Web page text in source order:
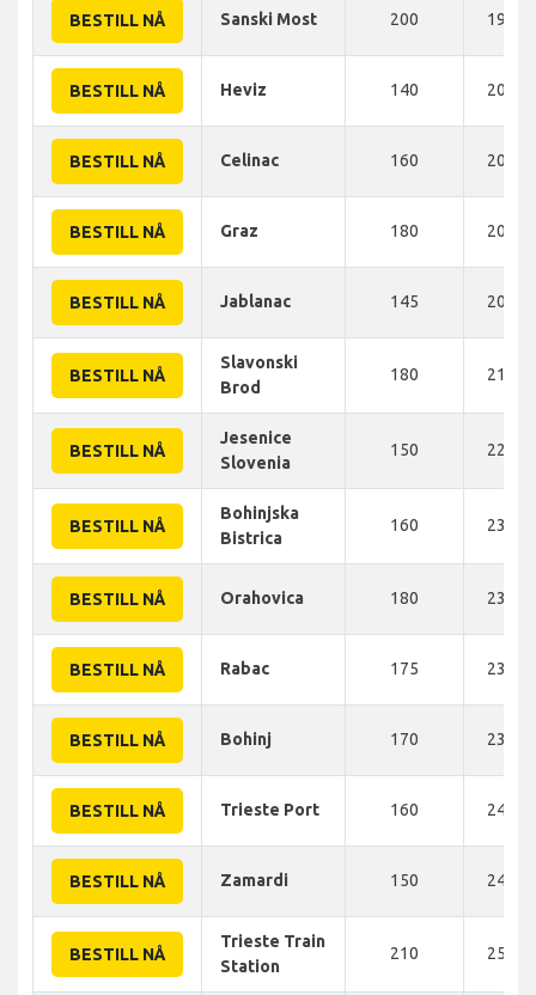
BESTILL NÅ Sanski Most 200 190
BESTILL NÅ Heviz 140 200
BESTILL NÅ Celinac 160 200
BESTILL NÅ Graz 180 200
BESTILL NÅ Jablanac 145 207
BESTILL NÅ
Slavonski
Brod
180 215
BESTILL NÅ
Jesenice
Slovenia
150 220
BESTILL NÅ
Bohinjska
Bistrica
160 230
BESTILL NÅ Orahovica 180 230
BESTILL NÅ Rabac 175 231
BESTILL NÅ Bohinj 170 233
BESTILL NÅ Trieste Port 160 240
BESTILL NÅ Zamardi 150 245
BESTILL NÅ
Trieste Train
Station
210 250